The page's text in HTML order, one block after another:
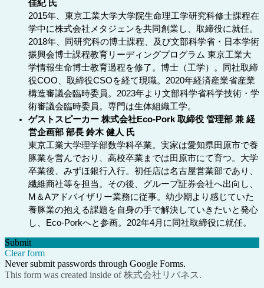
佳紀 氏
2015年、東京工業大学大学院生命理工学研究科修士課程在
学中に株式会社メタジェンを共同創業し、取締役に就任。
2018年、同研究科の博士課程、及び文部科学省・日本学術
振興会博士課程教育リーディングプログラム 東京工業大
学情報生命博士教育過程を修了。博士（工学）。同社取締
役COO、取締役CSOを経て現職。2020年経済産業省産業
構造審議会臨時委員。2023年より文部科学省科学技術・学
術審議会臨時委員。専門は生体組織工学。
ゲストスピーカー 株式会社Eco-Pork 取締役 管理部 兼 経
営企画部 部長 鈴木 健人 氏
東京工業大学理学部数学科卒業。実家は愛知県田原市で養
豚業を営んでおり、高校卒業までは田原市にて育つ。大学
卒業後、みずほ銀行入行。初任店は名古屋営業部であり、
繊維商社等を担当。その後、グループ証券会社へ出向し、
M＆Aアドバイザリー業務に従事。幼少期より感じていた
養豚業の抱える課題を自身の手で解決していきたいと発心
し、Eco-Porkへと参画。202年4月に同社取締役に就任。
Submit
Clear form
Never submit passwords through Google Forms.
This form was created inside of 株式会社リバネス.